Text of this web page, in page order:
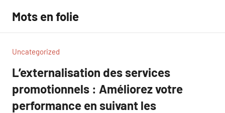
contenu
Mots en folie
Uncategorized
L’externalisation des services
promotionnels : Améliorez votre
performance en suivant les